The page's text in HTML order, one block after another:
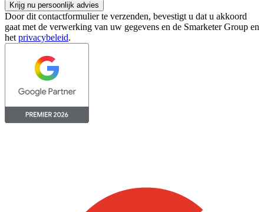
Krijg nu persoonlijk advies
Door dit contactformulier te verzenden, bevestigt u dat u akkoord
gaat met de verwerking van uw gegevens en de Smarketer Group en
het privacybeleid.